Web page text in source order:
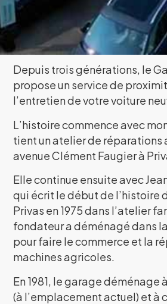
Depuis trois générations, le
propose un service de
l’entretien de votre voiture
L’histoire commence avec
tient un atelier de réparations
avenue Clément Faugier à
Elle continue ensuite avec
qui écrit le début de l’histoire
Privas en 1975 dans l’atelier
fondateur a déménagé dans
pour faire le commerce et la
machines agricoles.
En 1981, le garage déménage
(à l’emplacement actuel) et à